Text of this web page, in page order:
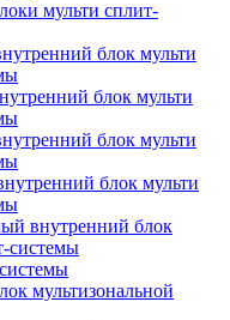
мульти сплит-
блок мульти
блок мульти
блок мульти
блок мульти
внутренний блок
системы
мультизональной